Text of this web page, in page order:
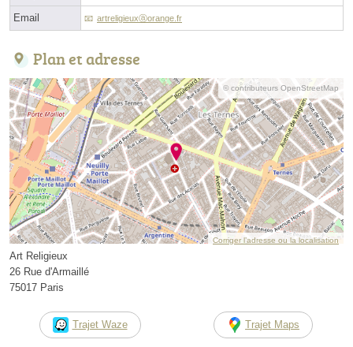
Email artreligieuxⓐorange.fr
Plan et adresse
© contributeurs OpenStreetMap
Corriger l’adresse ou la localisation
Art Religieux
26 Rue d'Armaillé
75017 Paris
Trajet Waze Trajet Maps